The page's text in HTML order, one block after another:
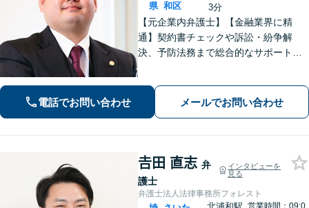
県 和区
3分
【元企業内弁護士】【金融業界に精
通】契約書チェックや訴訟・紛争解
決、予防法務まで総合的なサポートが
電話でお問い合わせ メールでお問い合わせ
𠮷田 直志 弁
護士
インタビューを
見る
弁護士法人法律事務所フォレスト
営業時間：09:0